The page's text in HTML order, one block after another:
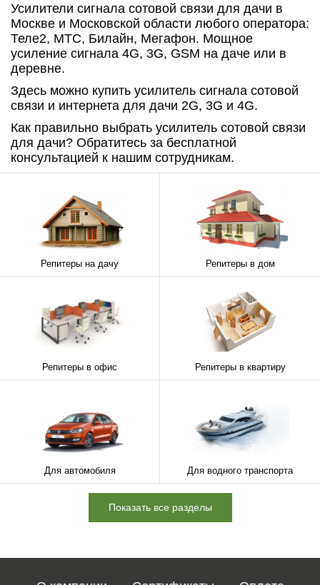
Усилители сигнала сотовой связи для дачи в
Москве и Московской области любого оператора:
Теле2, МТС, Билайн, Мегафон. Мощное
усиление сигнала 4G, 3G, GSM на даче или в
деревне.
Здесь можно купить усилитель сигнала сотовой
связи и интернета для дачи 2G, 3G и 4G.
Как правильно выбрать усилитель сотовой связи
для дачи? Обратитесь за бесплатной
консультацией к нашим сотрудникам.
Репитеры на дачу Репитеры в дом
Репитеры в офис Репитеры в квартиру
Для автомобиля Для водного транспорта
Показать все разделы